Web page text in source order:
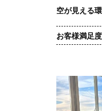
空が見える
お客様満足度